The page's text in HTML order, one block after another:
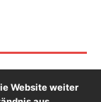
Website weiter